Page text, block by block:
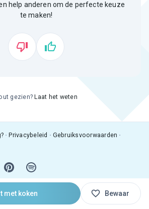
met koken Bewaar
help anderen om de perfecte keuze
te maken!
gezien? Laat het weten
Privacybeleid Gebruiksvoorwaarden